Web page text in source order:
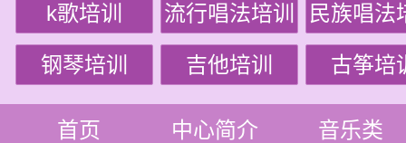
k歌培训 流行唱法培训 民族唱法
钢琴培训 吉他培训 古筝培
首页 中心简介 音乐类